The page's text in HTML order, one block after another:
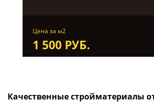
Цена за м2
1 500 РУБ.
Качественные стройматериалы